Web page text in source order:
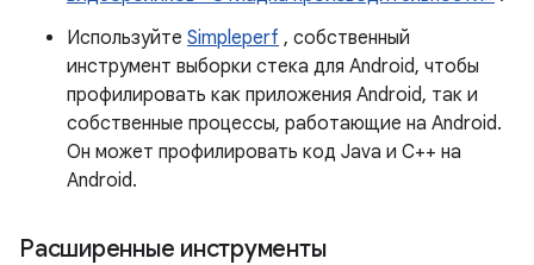
Используйте Simpleperf , собственный
инструмент выборки стека для Android, чтобы
профилировать как приложения Android, так и
собственные процессы, работающие на Android.
Он может профилировать код Java и C++ на
Android.
Расширенные инструменты